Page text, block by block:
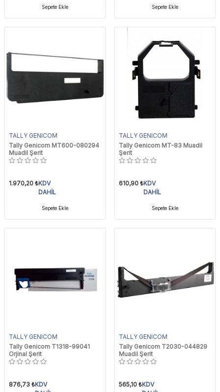
Sepete Ekle Sepete Ekle
TALLY GENICOM
Tally Genicom MT600-080294
Muadil Şerit
1.970,20 ₺KDV
DAHİL
Sepete Ekle
TALLY GENICOM
Tally Genicom MT-83 Muadil
Şerit
610,90 ₺KDV
DAHİL
Sepete Ekle
TALLY GENICOM
Tally Genicom T1318-99041
Orjinal Şerit
876,73 ₺KDV
TALLY GENICOM
Tally Genicom T2030-044829
Muadil Şerit
565,10 ₺KDV